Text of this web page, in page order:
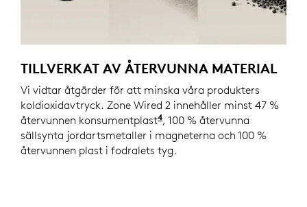
TILLVERKAT AV ÅTERVUNNA MATERIAL
Vi vidtar åtgärder för att minska våra produkters
koldioxidavtryck. Zone Wired 2 innehåller minst 47 %
återvunnen konsumentplast4Exklusive plast i
, 100 % återvunna
sällsynta jordartsmetaller i magneterna och 100 %
återvunnen plast i fodralets tyg.